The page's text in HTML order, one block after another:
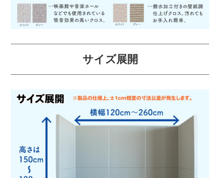
サイズ展開